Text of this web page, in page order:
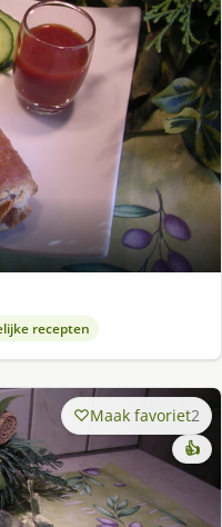
recepten
Maak favoriet2
👍